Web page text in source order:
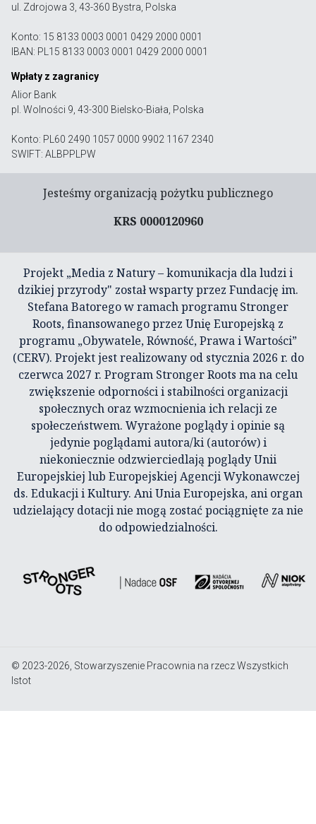
ul. Zdrojowa 3, 43-360 Bystra, Polska
Konto: 15 8133 0003 0001 0429 2000 0001
IBAN: PL15 8133 0003 0001 0429 2000 0001
Wpłaty z zagranicy
Alior Bank
pl. Wolności 9, 43-300 Bielsko-Biała, Polska
Konto: PL60 2490 1057 0000 9902 1167 2340
SWIFT: ALBPPLPW
Jesteśmy organizacją pożytku publicznego
KRS 0000120960
Projekt „Media z Natury – komunikacja dla ludzi i
dzikiej przyrody" został wsparty przez Fundację im.
Stefana Batorego w ramach programu Stronger
Roots, finansowanego przez Unię Europejską z
programu „Obywatele, Równość, Prawa i Wartości”
(CERV). Projekt jest realizowany od stycznia 2026 r. do
czerwca 2027 r. Program Stronger Roots ma na celu
zwiększenie odporności i stabilności organizacji
społecznych oraz wzmocnienia ich relacji ze
społeczeństwem. Wyrażone poglądy i opinie są
jedynie poglądami autora/ki (autorów) i
niekoniecznie odzwierciedlają poglądy Unii
Europejskiej lub Europejskiej Agencji Wykonawczej
ds. Edukacji i Kultury. Ani Unia Europejska, ani organ
udzielający dotacji nie mogą zostać pociągnięte za nie
do odpowiedzialności.
© 2023-2026, Stowarzyszenie Pracownia na rzecz Wszystkich
Istot